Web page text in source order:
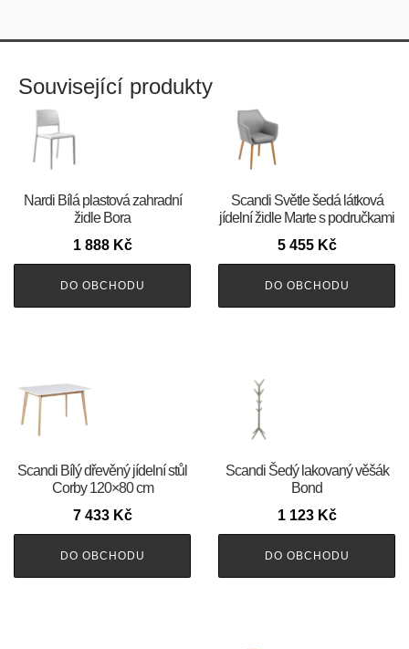
Související produkty
Nardi Bílá plastová zahradní
židle Bora
1 888 Kč
DO OBCHODU
Scandi Světle šedá látková
jídelní židle Marte s područkami
5 455 Kč
DO OBCHODU
Scandi Bílý dřevěný jídelní stůl
Corby 120×80 cm
7 433 Kč
DO OBCHODU
Scandi Šedý lakovaný věšák
Bond
1 123 Kč
DO OBCHODU